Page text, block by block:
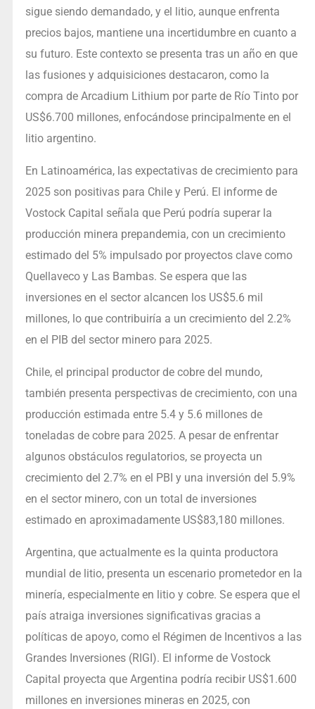
sigue siendo demandado, y el litio, aunque enfrenta
precios bajos, mantiene una incertidumbre en cuanto a
su futuro. Este contexto se presenta tras un año en que
las fusiones y adquisiciones destacaron, como la
compra de Arcadium Lithium por parte de Río Tinto por
US$6.700 millones, enfocándose principalmente en el
litio argentino.
En Latinoamérica, las expectativas de crecimiento para
2025 son positivas para Chile y Perú. El informe de
Vostock Capital señala que Perú podría superar la
producción minera prepandemia, con un crecimiento
estimado del 5% impulsado por proyectos clave como
Quellaveco y Las Bambas. Se espera que las
inversiones en el sector alcancen los US$5.6 mil
millones, lo que contribuiría a un crecimiento del 2.2%
en el PIB del sector minero para 2025.
Chile, el principal productor de cobre del mundo,
también presenta perspectivas de crecimiento, con una
producción estimada entre 5.4 y 5.6 millones de
toneladas de cobre para 2025. A pesar de enfrentar
algunos obstáculos regulatorios, se proyecta un
crecimiento del 2.7% en el PBI y una inversión del 5.9%
en el sector minero, con un total de inversiones
estimado en aproximadamente US$83,180 millones.
Argentina, que actualmente es la quinta productora
mundial de litio, presenta un escenario prometedor en la
minería, especialmente en litio y cobre. Se espera que el
país atraiga inversiones significativas gracias a
políticas de apoyo, como el Régimen de Incentivos a las
Grandes Inversiones (RIGI). El informe de Vostock
Capital proyecta que Argentina podría recibir US$1.600
millones en inversiones mineras en 2025, con